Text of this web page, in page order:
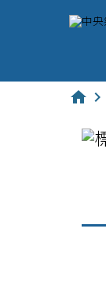
home chevron_right